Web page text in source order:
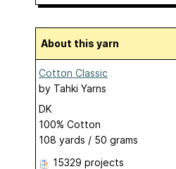
About this yarn
Cotton Classic
by Tahki Yarns
DK
100% Cotton
108 yards / 50 grams
15329 projects